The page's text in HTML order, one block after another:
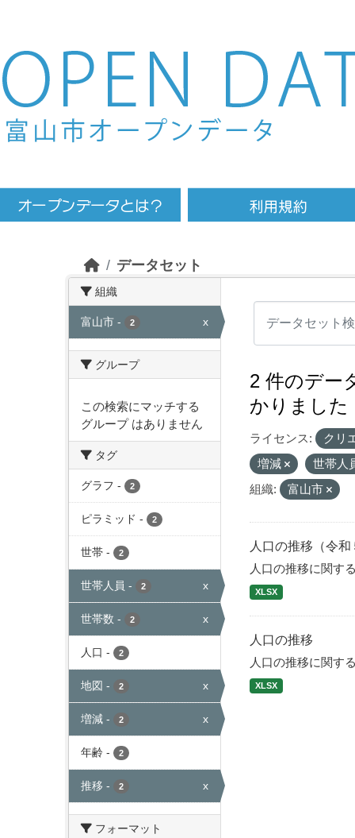
Skip to main content
データセット
組織
富山市 - 2 x
グループ
この検索にマッチする
グループ はありません
タグ
グラフ - 2
ピラミッド - 2
世帯 - 2
世帯人員 - 2 x
世帯数 - 2 x
人口 - 2
地図 - 2 x
増減 - 2 x
年齢 - 2
推移 - 2 x
フォーマット
2 件のデー
かりました
ライセンス:
クリ
増減
世帯人
組織:
富山市
人口の推移（令和
人口の推移に関す
XLSX
人口の推移
人口の推移に関す
XLSX